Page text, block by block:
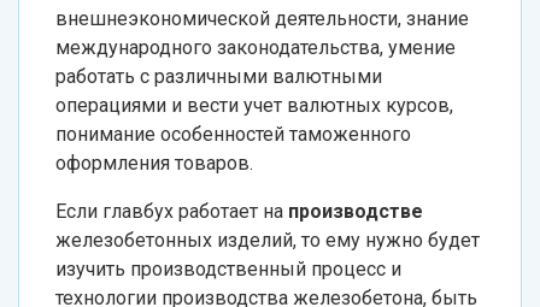
внешнеэкономической деятельности, знание
международного законодательства, умение
работать с различными валютными
операциями и вести учет валютных курсов,
понимание особенностей таможенного
оформления товаров.
Если главбух работает на производстве
железобетонных изделий, то ему нужно будет
изучить производственный процесс и
технологии производства железобетона, быть